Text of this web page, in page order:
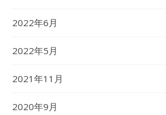
2022年6月
2022年5月
2021年11月
2020年9月